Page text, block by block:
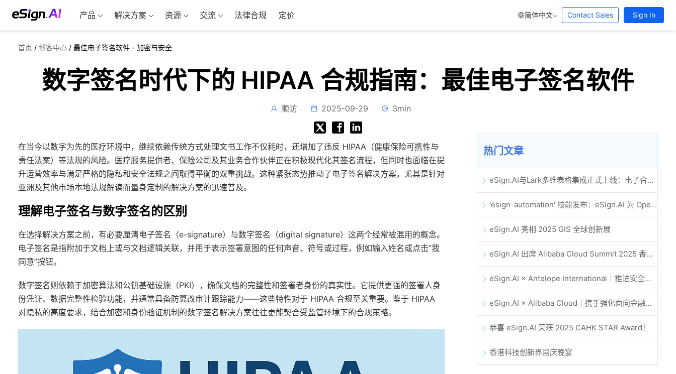
产品 解决方案 资源 交流 法律合规 定价 简体中文 Contact Sales Sign In
首页 / 博客中心 / 最佳电子签名软件 - 加密与安全
数字签名时代下的 HIPAA 合规指南：最佳电子签名软件
顺访 2025-09-29 3min
在当今以数字为先的医疗环境中，继续依赖传统方式处理文书工作不仅耗时，还增加了违反 HIPAA（健康保险可携性与
责任法案）等法规的风险。医疗服务提供者、保险公司及其业务合作伙伴正在积极现代化其签名流程，但同时也面临在提
升运营效率与满足严格的隐私和安全法规之间取得平衡的双重挑战。这种紧张态势推动了电子签名解决方案，尤其是针对
亚洲及其他市场本地法规解读而量身定制的解决方案的迅速普及。
理解电子签名与数字签名的区别
在选择解决方案之前，有必要厘清电子签名（e-signature）与数字签名（digital signature）这两个经常被混用的概念。
电子签名是指附加于文档上或与文档逻辑关联，并用于表示签署意图的任何声音、符号或过程，例如输入姓名或点击“我
同意”按钮。
数字签名则依赖于加密算法和公钥基础设施（PKI），确保文档的完整性和签署者身份的真实性。它提供更强的签署人身
份凭证、数据完整性检验功能，并通常具备防篡改审计跟踪能力——这些特性对于 HIPAA 合规至关重要。鉴于 HIPAA
对隐私的高度要求，结合加密和身份验证机制的数字签名解决方案往往更能契合受监管环境下的合规策略。
热门文章
eSign.AI与Lark多维表格集成正式上线：电子合同签署归档全程自动化
'esign-automation' 技能发布：eSign.AI 为 OpenClaw 提供自动化电子签名能力
eSign.AI 亮相 2025 GIS 全球创新展
eSign.AI 出席 Alibaba Cloud Summit 2025 香港站，共同探讨 AI 驱动的云创新与数字信任未来
eSign.AI × Antelope International｜推进安全且由 AI 驱动的数字化工作流
eSign.AI × Alibaba Cloud｜携手强化面向金融科技的全球数字信任
恭喜 eSign.AI 荣获 2025 CAHK STAR Award！
香港科技创新界国庆晚宴